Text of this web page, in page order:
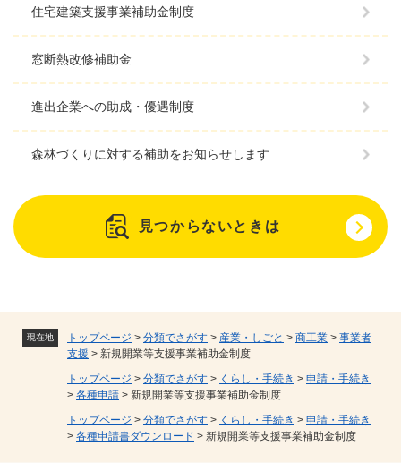
現在地 トップページ > 分類でさがす > 産業・しごと > 商工業 > 事業者
支援 > 新規開業等支援事業補助金制度
トップページ > 分類でさがす > くらし・手続き > 申請・手続き
> 各種申請 > 新規開業等支援事業補助金制度
トップページ > 分類でさがす > くらし・手続き > 申請・手続き
> 各種申請書ダウンロード > 新規開業等支援事業補助金制度
住宅建築支援事業補助金制度
窓断熱改修補助金
進出企業への助成・優遇制度
森林づくりに対する補助をお知らせします
見つからないときは